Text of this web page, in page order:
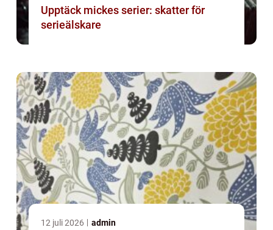
Upptäck mickes serier: skatter för
serieälskare
12 juli 2026 admin